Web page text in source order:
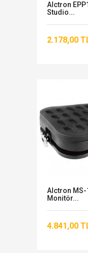
Alctron
Studio...
2.178,00
Alctron MS-
Monitör...
4.841,00